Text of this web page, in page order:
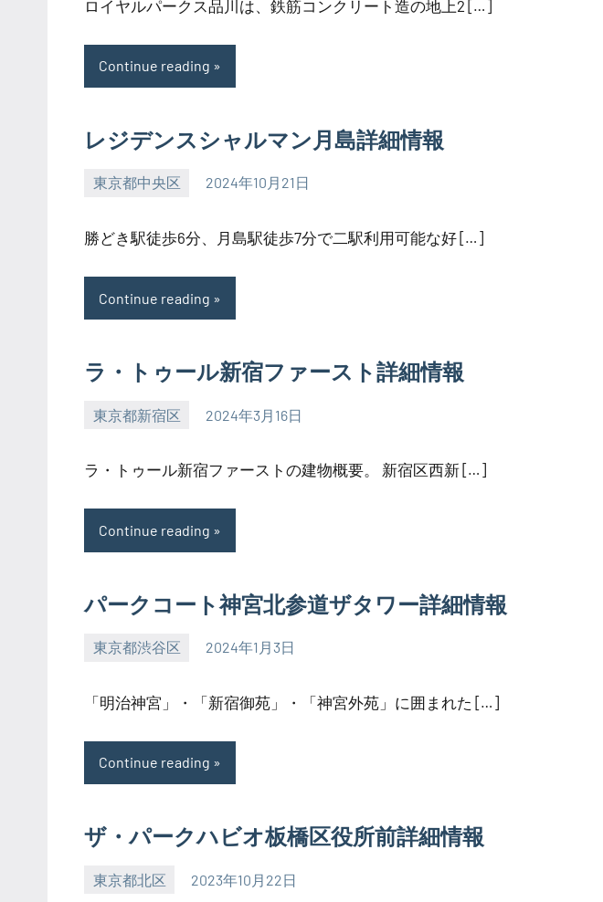
ロイヤルパークス品川は、鉄筋コンクリート造の地上2 […]
Continue reading
レジデンスシャルマン月島詳細情報
東京都中央区 2024年10月21日
SEZIMO
勝どき駅徒歩6分、月島駅徒歩7分で二駅利用可能な好 […]
Continue reading
ラ・トゥール新宿ファースト詳細情報
東京都新宿区 2024年3月16日
SEZIMO
ラ・トゥール新宿ファーストの建物概要。 新宿区西新 […]
Continue reading
パークコート神宮北参道ザタワー詳細情報
東京都渋谷区 2024年1月3日
SEZIMO
「明治神宮」・「新宿御苑」・「神宮外苑」に囲まれた […]
Continue reading
ザ・パークハビオ板橋区役所前詳細情報
東京都北区 2023年10月22日
SEZIMO